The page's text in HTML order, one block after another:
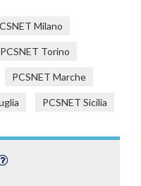
Milano
PCSNET Torino
PCSNET Marche
PCSNET Sicilia